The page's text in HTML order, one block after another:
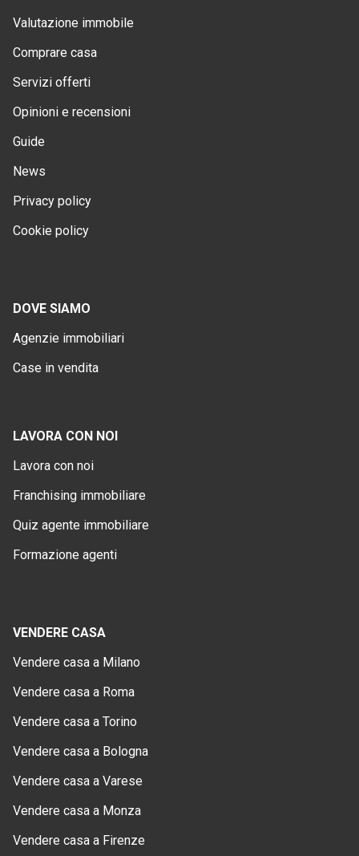
Valutazione immobile
Comprare casa
Servizi offerti
Opinioni e recensioni
Guide
News
Privacy policy
Cookie policy
DOVE SIAMO
Agenzie immobiliari
Case in vendita
LAVORA CON NOI
Lavora con noi
Franchising immobiliare
Quiz agente immobiliare
Formazione agenti
VENDERE CASA
Vendere casa a Milano
Vendere casa a Roma
Vendere casa a Torino
Vendere casa a Bologna
Vendere casa a Varese
Vendere casa a Monza
Vendere casa a Firenze